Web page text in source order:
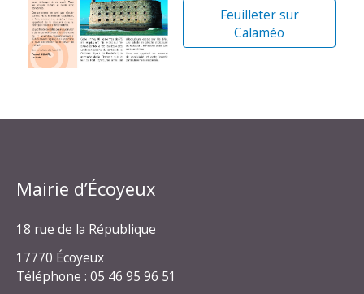
Feuilleter sur
Calaméo
Mairie d’Écoyeux
18 rue de la République
17770 Écoyeux
Téléphone : 05 46 95 96 51